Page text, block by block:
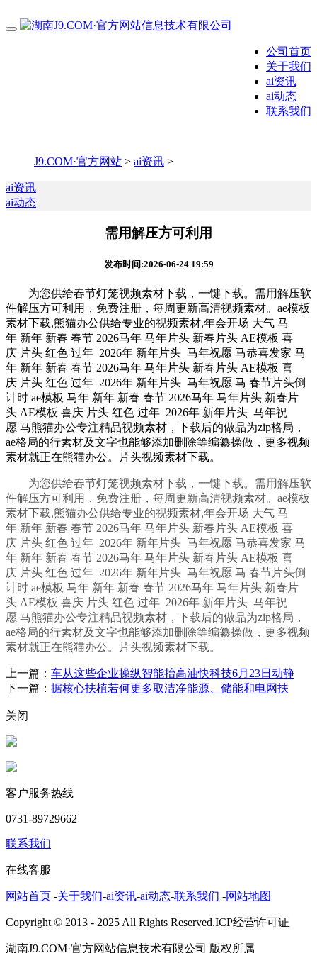
公司首页
关于我们
ai资讯
ai动态
联系我们
J9.COM·官方网站 > ai资讯 >
ai资讯
ai动态
需用解压方可利用
发布时间:2026-06-24 19:59
为您供给春节灯笼视频素材下载，一键下载。需用解压软
件解压方可利用，免费注册，每周更新高清视频素材。ae模板
素材下载,熊猫办公供给专业的视频素材,年会开场 大气 马
年 新年 新春 春节 2026马年 马年片头 新春片头 AE模板 喜
庆 片头 红色 过年 2026年 新年片头 马年祝愿 马恭喜发家 马
年 新年 新春 春节 2026马年 马年片头 新春片头 AE模板 喜
庆 片头 红色 过年 2026年 新年片头 马年祝愿 马 春节片头倒
计时 ae模板 马年 新年 新春 春节 2026马年 马年片头 新春片
头 AE模板 喜庆 片头 红色 过年 2026年 新年片头 马年祝
愿 马熊猫办公专注精品视频素材，下载后的做品为zip格局，
ae格局的行素材及文字也能够添加删除等编纂操做，更多视频
素材就正在熊猫办公。片头视频素材下载。
为您供给春节灯笼视频素材下载，一键下载。需用解压软
件解压方可利用，免费注册，每周更新高清视频素材。ae模板
素材下载,熊猫办公供给专业的视频素材,年会开场 大气 马
年 新年 新春 春节 2026马年 马年片头 新春片头 AE模板 喜
庆 片头 红色 过年 2026年 新年片头 马年祝愿 马恭喜发家 马
年 新年 新春 春节 2026马年 马年片头 新春片头 AE模板 喜
庆 片头 红色 过年 2026年 新年片头 马年祝愿 马 春节片头倒
计时 ae模板 马年 新年 新春 春节 2026马年 马年片头 新春片
头 AE模板 喜庆 片头 红色 过年 2026年 新年片头 马年祝
愿 马熊猫办公专注精品视频素材，下载后的做品为zip格局，
ae格局的行素材及文字也能够添加删除等编纂操做，更多视频
素材就正在熊猫办公。片头视频素材下载。
上一篇： 车从这些企业操纵智能抬高油快科技6月23日动静
下一篇： 据核心扶植若何更多取洁净能源、储能和电网扶
关闭
客户服务热线
0731-89729662
联系我们
在线客服
网站首页 -关于我们-ai资讯-ai动态-联系我们 -网站地图
Copyright © 2013 - 2025 All Rights Reserved.ICP经营许可证
湖南J9.COM·官方网站信息技术有限公司 版权所属